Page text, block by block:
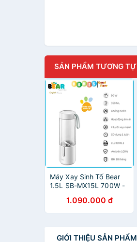
SẢN PHẨM TƯƠNG TỰ
Máy Xay Sinh Tố Bear
1.5L SB-MX15L 700W -
1.090.000 đ
GIỚI THIỆU SẢN PHẨM